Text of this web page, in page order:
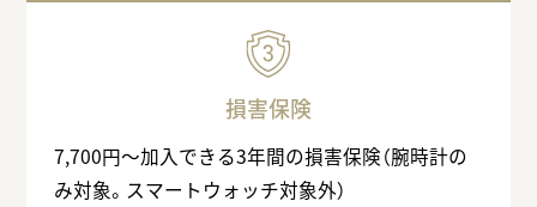
損害保険
7,700円〜加入できる3年間の損害保険（腕時計の
み対象。スマートウォッチ対象外）